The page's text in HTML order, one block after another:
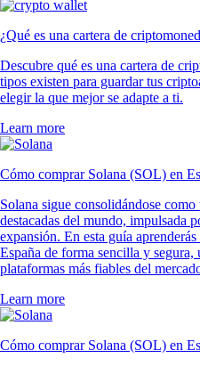
¿Qué es una cartera de
Descubre qué es una cartera de
tipos existen para guardar tus
elegir la que mejor se adapte a ti.
Learn more
Cómo comprar Solana (SOL) en
Solana sigue consolidándose
destacadas del mundo, impulsada
expansión. En esta guía
España de forma sencilla y
plataformas más fiables del
Learn more
Cómo comprar Solana (SOL) en